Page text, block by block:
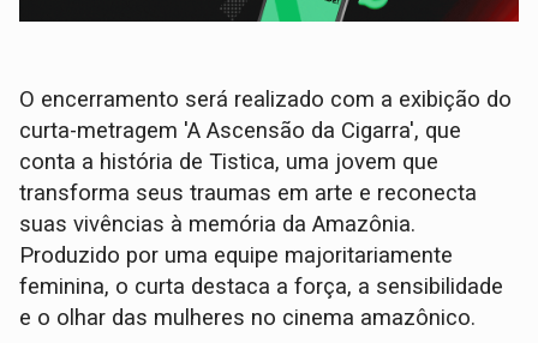
O encerramento será realizado com a exibição do
curta-metragem 'A Ascensão da Cigarra', que
conta a história de Tistica, uma jovem que
transforma seus traumas em arte e reconecta
suas vivências à memória da Amazônia.
Produzido por uma equipe majoritariamente
feminina, o curta destaca a força, a sensibilidade
e o olhar das mulheres no cinema amazônico.